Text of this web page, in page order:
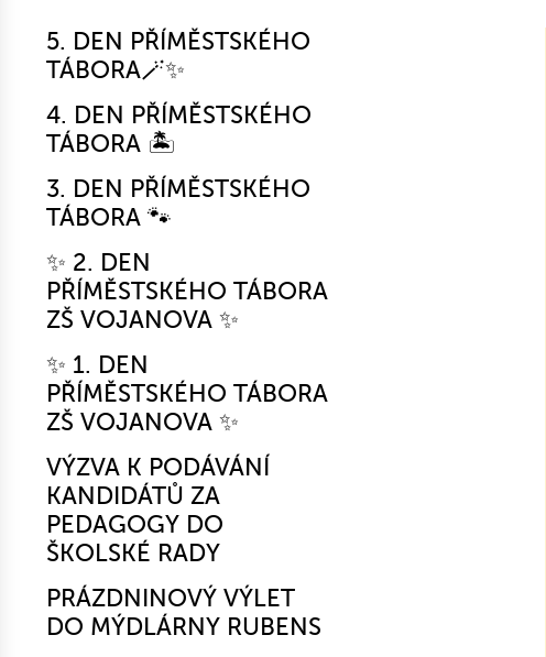
5. DEN PŘÍMĚSTSKÉHO
TÁBORA🪄✨
4. DEN PŘÍMĚSTSKÉHO
TÁBORA 🏝️
3. DEN PŘÍMĚSTSKÉHO
TÁBORA 🐾
✨ 2. DEN
PŘÍMĚSTSKÉHO TÁBORA
ZŠ VOJANOVA ✨
✨ 1. DEN
PŘÍMĚSTSKÉHO TÁBORA
ZŠ VOJANOVA ✨
VÝZVA K PODÁVÁNÍ
KANDIDÁTŮ ZA
PEDAGOGY DO
ŠKOLSKÉ RADY
PRÁZDNINOVÝ VÝLET
DO MÝDLÁRNY RUBENS